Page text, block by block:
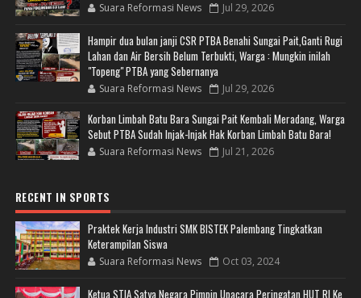
Suara Reformasi News Jul 29, 2026
Hampir dua bulan janji CSR PTBA Benahi Sungai Pait,Ganti Rugi
Lahan dan Air Bersih Belum Terbukti, Warga : Mungkin inilah
"Topeng" PTBA yang Sebernanya
Suara Reformasi News Jul 29, 2026
Korban Limbah Batu Bara Sungai Pait Kembali Meradang, Warga
Sebut PTBA Sudah Injak-Injak Hak Korban Limbah Batu Bara!
Suara Reformasi News Jul 21, 2026
RECENT IN SPORTS
Praktek Kerja Industri SMK BISTEK Palembang Tingkatkan
Keterampilan Siswa
Suara Reformasi News Oct 03, 2024
Ketua STIA Satya Negara Pimpin Upacara Peringatan HUT RI Ke